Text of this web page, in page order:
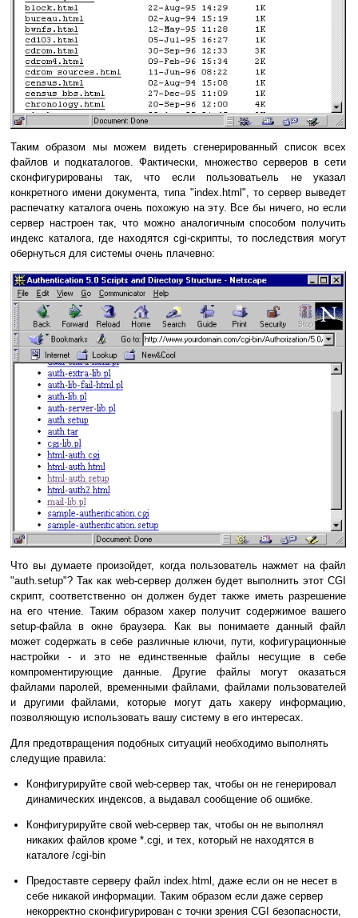
Таким образом мы можем видеть сгенерированный список всех
файлов и подкаталогов. Фактически, множество серверов в сети
сконфигурированы так, что если пользоватьель не указал
конкретного имени документа, типа "index.html", то сервер выведет
распечатку каталога очень похожую на эту. Все бы ничего, но если
сервер настроен так, что можно аналогичным способом получить
индекс каталога, где находятся cgi-скрипты, то последствия могут
обернуться для системы очень плачевно:
Что вы думаете произойдет, когда пользователь нажмет на файл
"auth.setup"? Так как web-сервер должен будет выполнить этот CGI
скрипт, соответственно он должен будет также иметь разрешение
на его чтение. Таким образом хакер получит содержимое вашего
setup-файла в окне браузера. Как вы понимаете данный файл
может содержать в себе различные ключи, пути, кофигурационные
настройки - и это не единственные файлы несущие в себе
компроментирующие данные. Другие файлы могут оказаться
файлами паролей, временными файлами, файлами пользователей
и другими файлами, которые могут дать хакеру информацию,
позволяющую использовать вашу систему в его интересах.
Для предотвращения подобных ситуаций необходимо выполнять
следущие правила:
Конфигурируйте свой web-сервер так, чтобы он не генерировал
динамических индексов, а выдавал сообщение об ошибке.
Конфигурируйте свой web-сервер так, чтобы он не выполнял
никаких файлов кроме *.cgi, и тех, который не находятся в
каталоге /cgi-bin
Предоставте серверу файл index.html, даже если он не несет в
себе никакой информации. Таким образом если даже сервер
некорректно сконфигурирован с точки зрения CGI безопасности,